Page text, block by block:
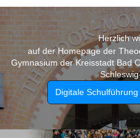
Herzlich
auf der Homepage der
Gymnasium der Kreisstadt Bad
Digitale